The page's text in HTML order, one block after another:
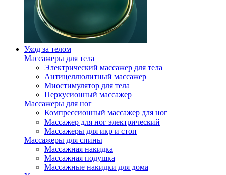
Уход за телом
Массажеры для тела
Электрический массажер для тела
Антицеллюлитный массажер
Миостимулятор для тела
Перкусионный массажер
Массажеры для ног
Компрессионный массажер для ног
Массажер для ног электрический
Массажеры для икр и стоп
Массажеры для спины
Массажная накидка
Массажная подушка
Массажные накидки для дома